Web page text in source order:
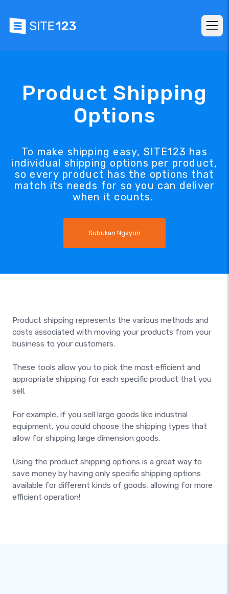
Product Shipping
Options
To make shipping easy, SITE123 has
individual shipping options per product,
so every product has the options that
match its needs for so you can deliver
when it counts.
Subukan Ngayon
Product shipping represents the various methods and
costs associated with moving your products from your
business to your customers.
These tools allow you to pick the most efficient and
appropriate shipping for each specific product that you
sell.
For example, if you sell large goods like industrial
equipment, you could choose the shipping types that
allow for shipping large dimension goods.
Using the product shipping options is a great way to
save money by having only specific shipping options
available for different kinds of goods, allowing for more
efficient operation!